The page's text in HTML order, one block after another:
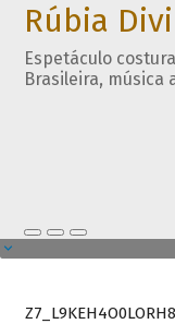
Rúbia
Espetáculo
Brasileira, música